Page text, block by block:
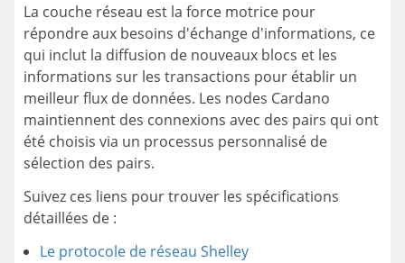
La couche réseau est la force motrice pour
répondre aux besoins d'échange d'informations, ce
qui inclut la diffusion de nouveaux blocs et les
informations sur les transactions pour établir un
meilleur flux de données. Les nodes Cardano
maintiennent des connexions avec des pairs qui ont
été choisis via un processus personnalisé de
sélection des pairs.
Suivez ces liens pour trouver les spécifications
détaillées de :
Le protocole de réseau Shelley